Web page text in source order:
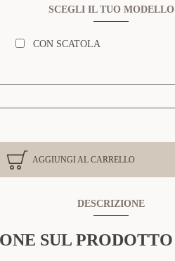
SCEGLI IL TUO MODELLO
CON SCATOLA
AGGIUNGI AL CARRELLO
DESCRIZIONE
SUL PRODOTTO